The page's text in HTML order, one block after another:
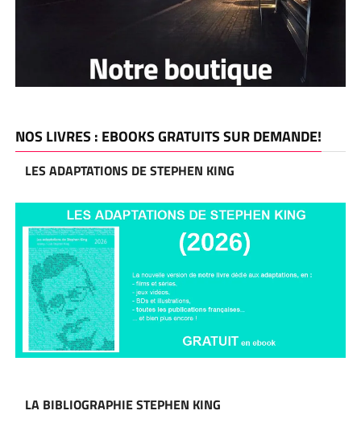
NOS LIVRES : EBOOKS GRATUITS SUR DEMANDE!
LES ADAPTATIONS DE STEPHEN KING
LA BIBLIOGRAPHIE STEPHEN KING